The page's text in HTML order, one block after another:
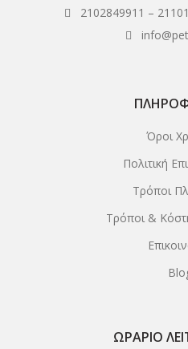
2102849911 –
Όροι
Πολιτική
Τρόποι
Τρόποι &
ΩΡΆΡΙΟ